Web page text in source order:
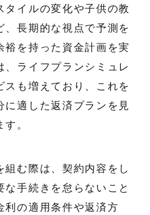
イルの変化や子供の教
長期的な視点で予測を
を持った資金計画を実
ライフプランシミュレ
も増えており、これを
適した返済プランを見
。
む際は、契約内容をし
手続きを怠らないこと
利の適用条件や返済方